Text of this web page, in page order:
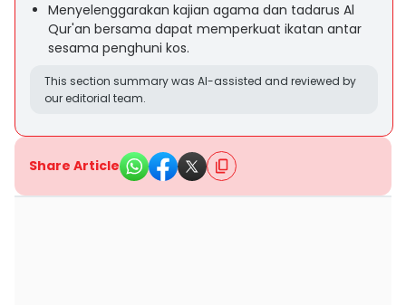
Menyelenggarakan kajian agama dan tadarus Al
Qur'an bersama dapat memperkuat ikatan antar
sesama penghuni kos.
This section summary was AI-assisted and reviewed by
our editorial team.
Share Article